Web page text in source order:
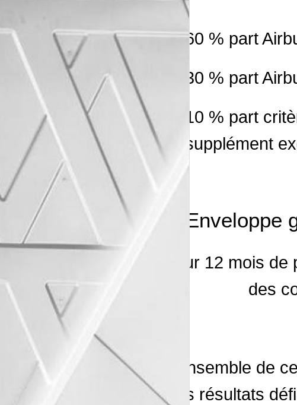
60 % part
30 % part
10 % part
supplément
Enveloppe
Pour 12 mois
des
L’ensemble de
des résultats